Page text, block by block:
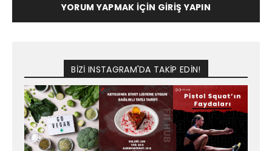
YORUM YAPMAK İÇIN GIRIŞ YAPIN
BİZİ INSTAGRAM'DA TAKİP EDİN!